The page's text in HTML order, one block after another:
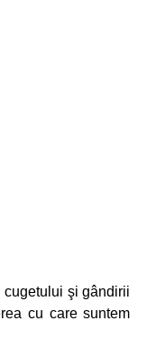
şi gândirii
cu care suntem